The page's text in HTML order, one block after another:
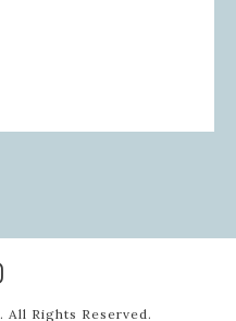
. All Rights Reserved.